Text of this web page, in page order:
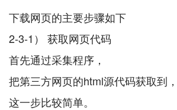
下载网页的主要步骤如下
2-3-1） 获取网页代码
首先通过采集程序，
把第三方网页的html源代码获取到，
这一步比较简单。